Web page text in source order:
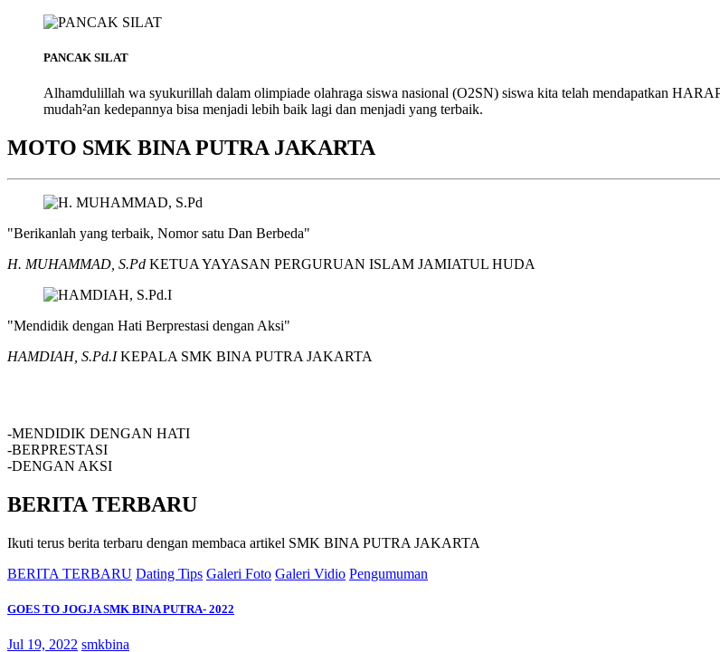
PANCAK SILAT
Alhamdulillah wa syukurillah dalam olimpiade olahraga siswa nasional (O2SN) siswa kita telah mendapatkan
mudah²an kedepannya bisa menjadi lebih baik lagi dan menjadi yang terbaik.
MOTO SMK BINA PUTRA JAKARTA
"Berikanlah yang terbaik, Nomor satu Dan Berbeda"
H. MUHAMMAD, S.Pd KETUA YAYASAN PERGURUAN ISLAM JAMIATUL HUDA
"Mendidik dengan Hati Berprestasi dengan Aksi"
HAMDIAH, S.Pd.IKEPALA SMK BINA PUTRA JAKARTA
-MENDIDIK DENGAN HATI
-BERPRESTASI
-DENGAN AKSI
BERITA TERBARU
Ikuti terus berita terbaru dengan membaca artikel SMK BINA PUTRA JAKARTA
BERITA TERBARU Dating Tips Galeri Foto Galeri Vidio Pengumuman
GOES TO JOGJA SMK BINA PUTRA- 2022
Jul 19, 2022 smkbina